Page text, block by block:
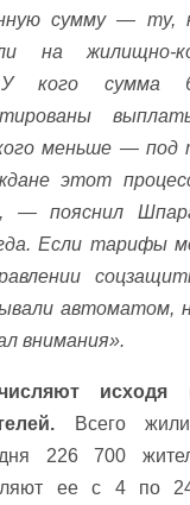
сумму — ту,
на жилищно-
У кого сумма
меньше — под
этот
— пояснил
Если тарифы
автоматом,
внимания».
Всего
226 700
ее с 4 по